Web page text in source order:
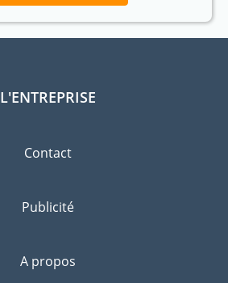
L'ENTREPRISE
Contact
Publicité
A propos